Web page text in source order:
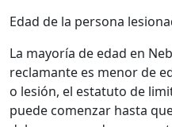
Edad de la persona
La mayoría de edad en
reclamante es menor de
o lesión, el estatuto de
puede comenzar hasta